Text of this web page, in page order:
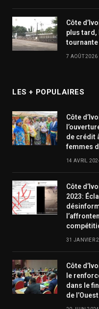
Côte
plus tard,
tournante
7 AOÛT 2026
LES + POPULAIRES
Côte
de crédit
femmes
14 AVRIL
Côte
2023:
31 JANVIER
Côte
le
dans le
de l’Ouest